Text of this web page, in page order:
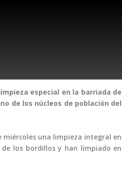
especial en la barriada de
de los núcleos de población del
miércoles una limpieza integral en
los bordillos y han limpiado en